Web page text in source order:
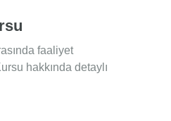
faaliyet
hakkında detaylı